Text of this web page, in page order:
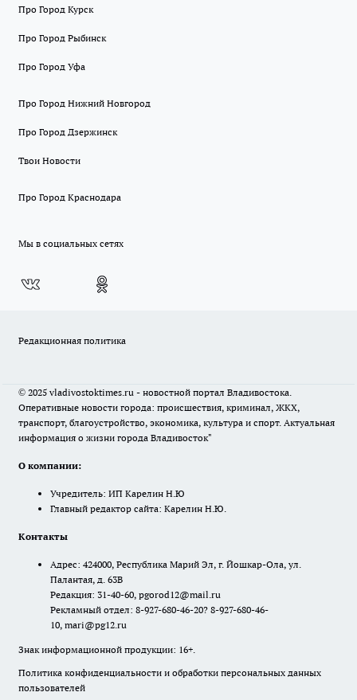
Про Город Курск
Про Город Рыбинск
Про Город Уфа
Про Город Нижний Новгород
Про Город Дзержинск
Твои Новости
Про Город Краснодара
Мы в социальных сетях
Редакционная политика
© 2025 vladivostoktimes.ru - новостной портал Владивостока.
Оперативные новости города: происшествия, криминал, ЖКХ,
транспорт, благоустройство, экономика, культура и спорт. Актуальная
информация о жизни города Владивосток"
О компании:
Учредитель: ИП Карелин Н.Ю
Главный редактор сайта: Карелин Н.Ю.
Контакты
Адрес: 424000, Республика Марий Эл, г. Йошкар-Ола, ул.
Палантая, д. 63В
Редакция: 31-40-60, pgorod12@mail.ru
Рекламный отдел: 8-927-680-46-20? 8-927-680-46-
10, mari@pg12.ru
Знак информационной продукции: 16+.
Политика конфиденциальности и обработки персональных данных
пользователей